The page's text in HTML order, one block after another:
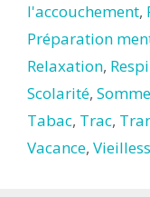
l'accouchement,
Préparation
Relaxation,
Scolarité,
Tabac, Trac,
Vacance,